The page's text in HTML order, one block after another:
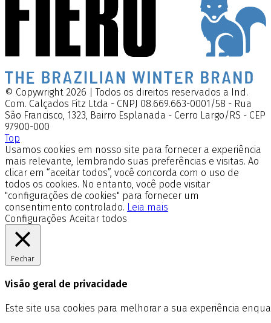
© Copywright 2026 | Todos os direitos reservados a Ind.
Com. Calçados Fitz Ltda - CNPJ 08.669.663-0001/58 - Rua
São Francisco, 1323, Bairro Esplanada - Cerro Largo/RS - CEP
97900-000
Top
Usamos cookies em nosso site para fornecer a experiência
mais relevante, lembrando suas preferências e visitas. Ao
clicar em “aceitar todos”, você concorda com o uso de
todos os cookies. No entanto, você pode visitar
"configurações de cookies" para fornecer um
consentimento controlado. Leia mais
Configurações Aceitar todos
Fechar
Visão geral de privacidade
Este site usa cookies para melhorar a sua experiência